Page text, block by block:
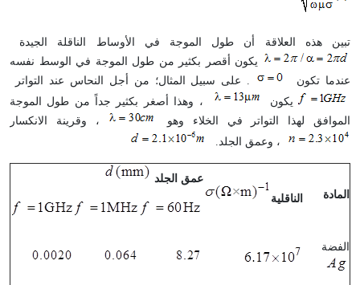
تبين هذه العلاقة أن طول الموجة في الأوساط الناقلة الجيدة
يكون أقصر بكثير من طول الموجة في الوسط نفسه
عندما تكون
. على سبيل المثال؛ من أجل النحاس عند التواتر
يكون
، وهذا أصغر بكثير جداً من طول الموجة
الموافق لهذا التواتر في الخلاء وهو
، وقرينة الانكسار
، وعمق الجلد.
المادة الناقلية
عمق الجلد
الفضة